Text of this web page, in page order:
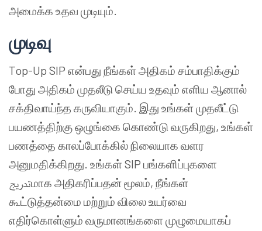
அமைக்க உதவ முடியும்.
முடிவு
Top-Up SIP என்பது நீங்கள் அதிகம் சம்பாதிக்கும்
போது அதிகம் முதலீடு செய்ய உதவும் எளிய ஆனால்
சக்திவாய்ந்த கருவியாகும். இது உங்கள் முதலீட்டு
பயணத்திற்கு ஒழுங்கை கொண்டு வருகிறது, உங்கள்
பணத்தை காலப்போக்கில் நிலையாக வளர
அனுமதிக்கிறது. உங்கள் SIP பங்களிப்புகளை
تدريجமாக அதிகரிப்பதன் மூலம், நீங்கள்
கூட்டுத்தன்மை மற்றும் விலை உயர்வை
எதிர்கொள்ளும் வருமானங்களை முழுமையாகப்